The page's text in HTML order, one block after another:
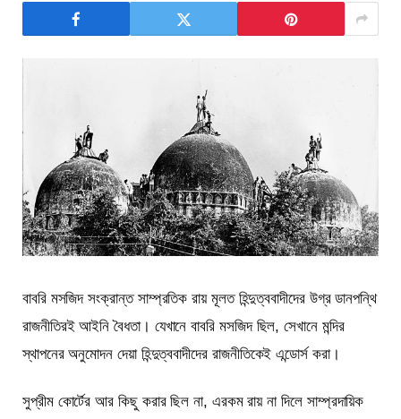
বাবরি মসজিদ সংক্রান্ত সাম্প্রতিক রায় মূলত হিন্দুত্ববাদীদের উগ্র ডানপন্থি
রাজনীতিরই আইনি বৈধতা। যেখানে বাবরি মসজিদ ছিল, সেখানে মন্দির
স্থাপনের অনুমোদন দেয়া হিন্দুত্ববাদীদের রাজনীতিকেই এন্ডোর্স করা।
সুপ্রীম কোর্টের আর কিছু করার ছিল না, এরকম রায় না দিলে সাম্প্রদায়িক